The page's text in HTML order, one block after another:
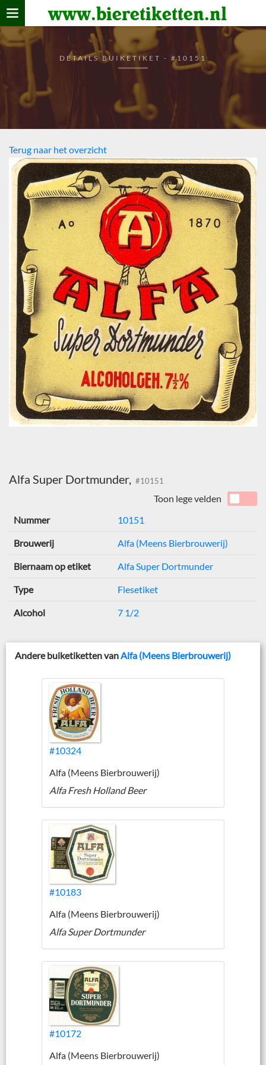
www.bieretiketten.nl
Home
verzamelen
De bierkaart
Bezoekers
DETAILS BUIKETIKET - #10151
Terug naar het overzicht
Alfa Super Dortmunder, #10151
Toon lege velden
Nummer
10151
Brouwerij Alfa (Meens Bierbrouwerij)
Biernaam op etiket Alfa Super Dortmunder
Type Flesetiket
Alcohol 7 1/2
Andere buiketiketten van Alfa (Meens Bierbrouwerij)
#10324
Alfa (Meens Bierbrouwerij)
Alfa Fresh Holland Beer
#10183
Alfa (Meens Bierbrouwerij)
Alfa Super Dortmunder
#10172
Alfa (Meens Bierbrouwerij)